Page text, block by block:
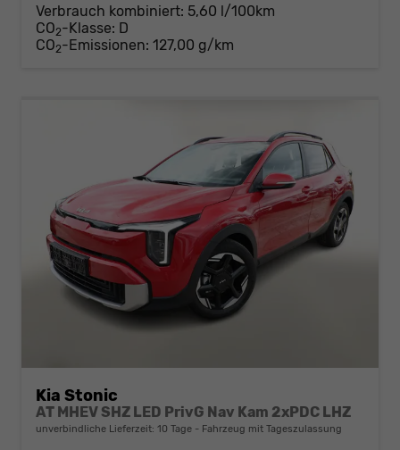
Verbrauch kombiniert: 5,60 l/100km
CO2-Klasse: D
CO2-Emissionen: 127,00 g/km
Kia Stonic
AT MHEV SHZ LED PrivG Nav Kam 2xPDC LHZ
unverbindliche Lieferzeit: 10 Tage Fahrzeug mit Tageszulassung